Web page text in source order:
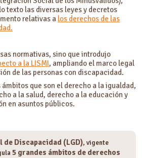
alternativa existe si no es posible la
texto las diversas leyes y decretos
relativas a los derechos de las
normativas, sino que introdujo
a la LISMI, ampliando el marco legal
de las personas con discapacidad.
que son el derecho a la igualdad,
a la salud, derecho a la educación y
en asuntos públicos.
de Discapacidad (LGD), vigente
5 grandes ámbitos de derechos